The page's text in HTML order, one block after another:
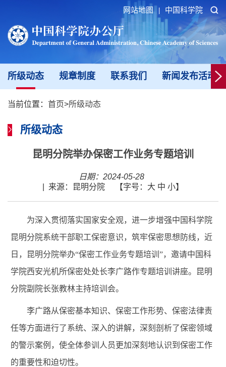
网站地图 中国科学院
所级动态 规章制度 联系我们 新闻发布活动
当前位置： 首页>所级动态
所级动态
昆明分院举办保密工作业务专题培训
日期：2024-05-28
来源：昆明分院 【字号： 大 中 小】
为深入贯彻落实国家安全观，进一步增强中国科学院
昆明分院系统干部职工保密意识，筑牢保密思想防线，近
日，昆明分院举办“保密工作业务专题培训”，邀请中国科
学院西安光机所保密处处长李广路作专题培训讲座。昆明
分院副院长张教林主持培训会。
李广路从保密基本知识、保密工作形势、保密法律责
任等方面进行了系统、深入的讲解，深刻剖析了保密领域
的警示案例，使全体参训人员更加深刻地认识到保密工作
的重要性和迫切性。